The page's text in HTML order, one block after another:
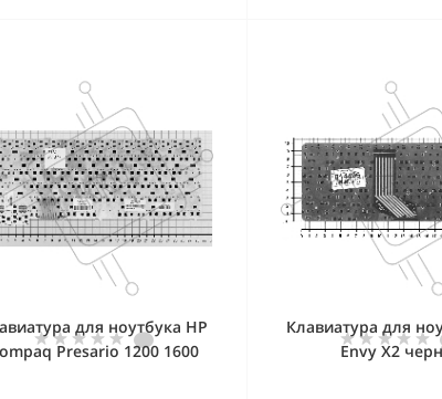
для ноутбука HP
Presario 1200 1600
Клавиатура для
Envy X2